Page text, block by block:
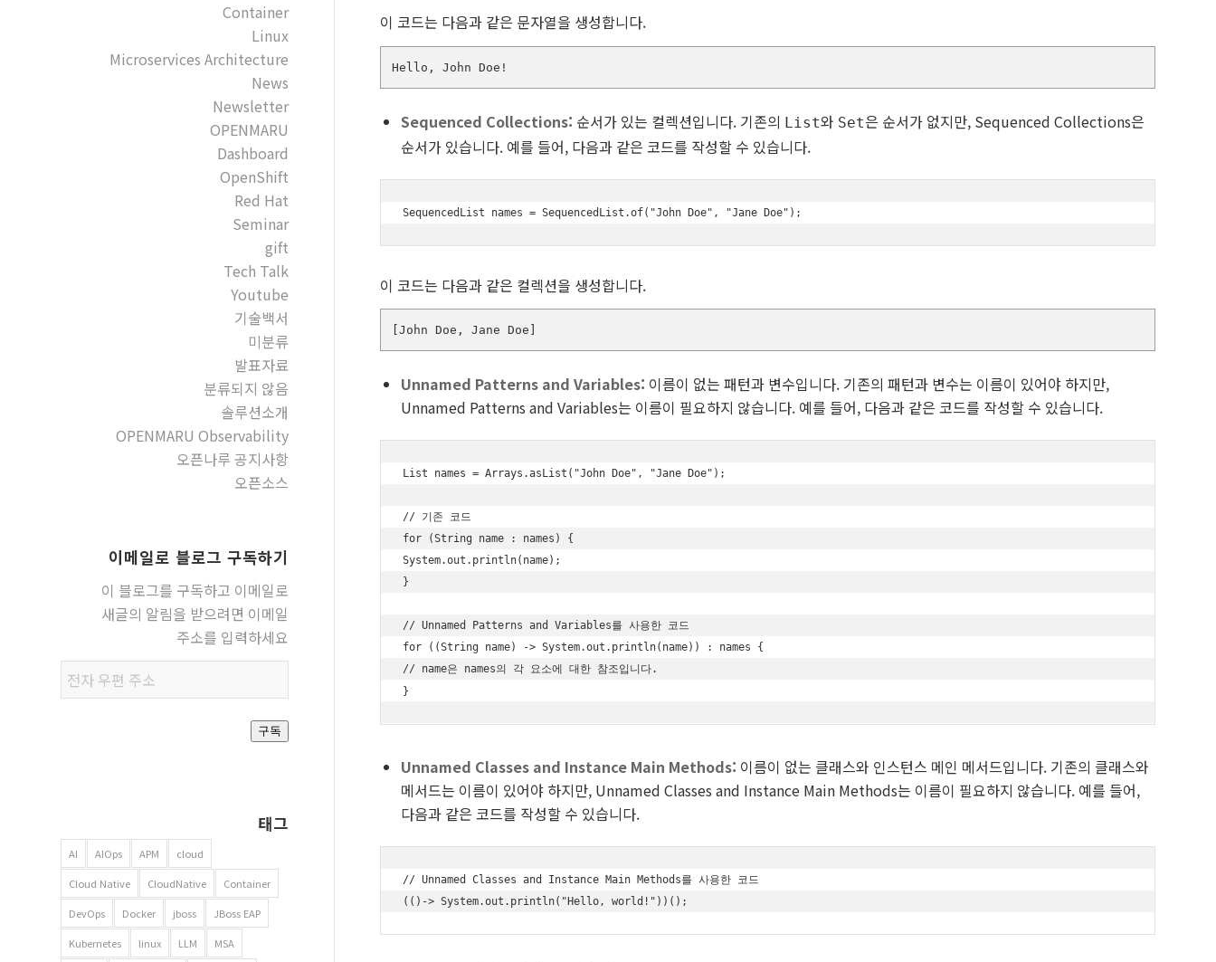
이 코드는 다음과 같은 문자열을 생성합니다.
Hello, John Doe!
Sequenced Collections: 순서가 있는 컬렉션입니다. 기존의 List와 Set은 순서가 없지만, Sequenced Collections은
순서가 있습니다. 예를 들어, 다음과 같은 코드를 작성할 수 있습니다.
SequencedList names = SequencedList.of("John Doe", "Jane Doe");
이 코드는 다음과 같은 컬렉션을 생성합니다.
[John Doe, Jane Doe]
Unnamed Patterns and Variables: 이름이 없는 패턴과 변수입니다. 기존의 패턴과 변수는 이름이 있어야 하지만,
Unnamed Patterns and Variables는 이름이 필요하지 않습니다. 예를 들어, 다음과 같은 코드를 작성할 수 있습니다.
List names = Arrays.asList( "John Doe" , "Jane Doe" );
// 기존 코드
for (String name : names) {
System.out.println(name);
}
// Unnamed Patterns and Variables를 사용한 코드
for ((String name) -> System.out.println(name)) : names {
// name은 names의 각 요소에 대한 참조입니다.
}
Unnamed Classes and Instance Main Methods: 이름이 없는 클래스와 인스턴스 메인 메서드입니다. 기존의 클래스와
메서드는 이름이 있어야 하지만, Unnamed Classes and Instance Main Methods는 이름이 필요하지 않습니다. 예를 들어,
다음과 같은 코드를 작성할 수 있습니다.
// Unnamed Classes and Instance Main Methods를 사용한 코드
(()-> System.out.println("Hello, world!"))();
Container
Linux
Microservices Architecture
News
Newsletter
OPENMARU
Dashboard
OpenShift
Red Hat
Seminar
gift
Tech Talk
Youtube
기술백서
미분류
발표자료
분류되지 않음
솔루션소개
OPENMARU Observability
오픈나루 공지사항
오픈소스
이메일로 블로그 구독하기
이 블로그를 구독하고 이메일로
새글의 알림을 받으려면 이메일
주소를 입력하세요
우편
주소
구독
태그
AI AIOps APM cloud
Cloud Native CloudNative Container
DevOps Docker jboss JBoss EAP
Kubernetes linux LLM MSA